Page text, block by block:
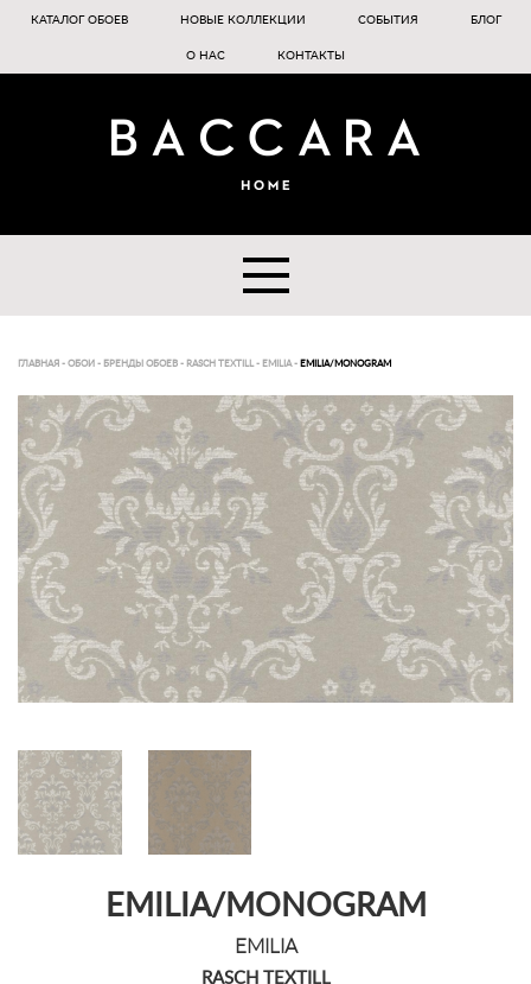
КАТАЛОГ ОБОЕВ НОВЫЕ КОЛЛЕКЦИИ СОБЫТИЯ БЛОГ
О НАС КОНТАКТЫ
ГЛАВНАЯ - ОБОИ - БРЕНДЫ ОБОЕВ - RASCH TEXTILL- EMILIA- EMILIA/MONOGRAM
EMILIA/MONOGRAM
EMILIA
RASCH TEXTILL